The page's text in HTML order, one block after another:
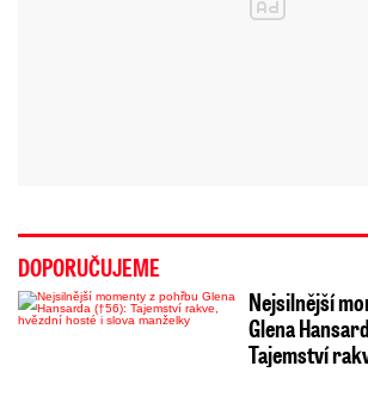
DOPORUČUJEME
Nejsilnější
Glena
Tajemství